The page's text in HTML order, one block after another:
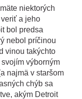
niektorých
a jeho
bol predsa
nebol príčinou
vinou takýchto
výborným
najmä v staršom
chýb sa
akým Detroit